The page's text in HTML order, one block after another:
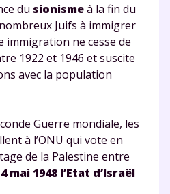
du sionismeà la fin du
Juifs à immigrer
immigration ne cesse de
1922 et 1946 et suscite
avec la population
Guerre mondiale, les
à l’ONU qui vote en
de la Palestine entre
mai 1948 l’Etat d’Israël